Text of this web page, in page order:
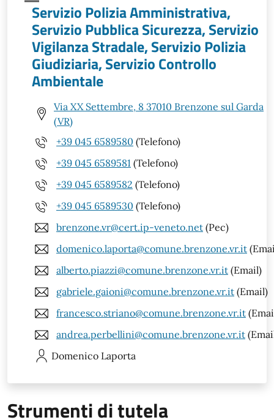
Servizio Polizia Amministrativa,
Servizio Pubblica Sicurezza, Servizio
Vigilanza Stradale, Servizio Polizia
Giudiziaria, Servizio Controllo
Ambientale
Via XX Settembre, 8 37010 Brenzone sul Garda
(VR)
+39 045 6589580 (Telefono)
+39 045 6589581 (Telefono)
+39 045 6589582 (Telefono)
+39 045 6589530 (Telefono)
brenzone.vr@cert.ip-veneto.net (Pec)
domenico.laporta@comune.brenzone.vr.it
alberto.piazzi@comune.brenzone.vr.it (Email)
gabriele.gaioni@comune.brenzone.vr.it (Email)
francesco.striano@comune.brenzone.vr.it
andrea.perbellini@comune.brenzone.vr.it
Domenico Laporta
Strumenti di tutela